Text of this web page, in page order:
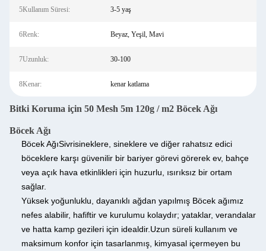
5Kullanım Süresi: 3-5 yaş
6Renk: Beyaz, Yeşil, Mavi
7Uzunluk: 30-100
8Kenar: kenar katlama
Bitki Koruma için 50 Mesh 5m 120g / m2 Böcek Ağı
Böcek Ağı
Böcek AğıSivrisineklere, sineklere ve diğer rahatsız edici
böceklere karşı güvenilir bir bariyer görevi görerek ev, bahçe
veya açık hava etkinlikleri için huzurlu, ısırıksız bir ortam
sağlar.
Yüksek yoğunluklu, dayanıklı ağdan yapılmış Böcek ağımız
nefes alabilir, hafiftir ve kurulumu kolaydır; yataklar, verandalar
ve hatta kamp gezileri için idealdir. Uzun süreli kullanım ve
maksimum konfor için tasarlanmış, kimyasal içermeyen bu